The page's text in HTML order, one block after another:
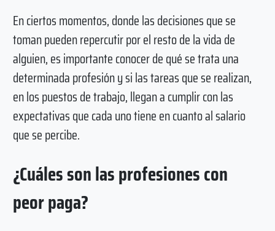
En ciertos momentos, donde las decisiones que se
toman pueden repercutir por el resto de la vida de
alguien, es importante conocer de qué se trata una
determinada profesión y si las tareas que se realizan,
en los puestos de trabajo, llegan a cumplir con las
expectativas que cada uno tiene en cuanto al salario
que se percibe.
¿Cuáles son las profesiones con
peor paga?